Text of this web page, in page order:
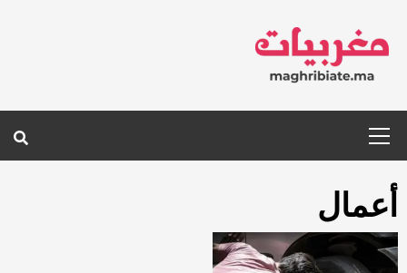
content
Menu
أعمال